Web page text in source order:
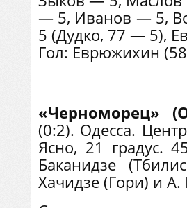
— 5, Иванов — 5,
5 (Дудко, 77 — 5),
Гол: Еврюжихин
«Черноморец»
(0:2). Одесса.
Ясно, 21 градус.
Баканидзе
Хачидзе (Гори) и